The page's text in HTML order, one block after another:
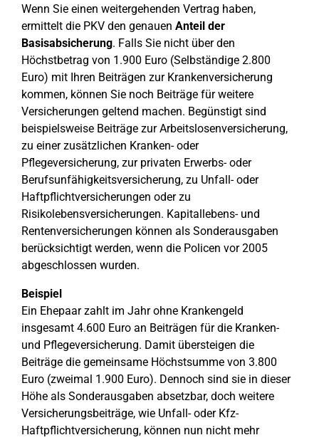
Wenn Sie einen weitergehenden Vertrag haben,
ermittelt die PKV den genauen Anteil der
Basisabsicherung. Falls Sie nicht über den
Höchstbetrag von 1.900 Euro (Selbständige 2.800
Euro) mit Ihren Beiträgen zur Krankenversicherung
kommen, können Sie noch Beiträge für weitere
Versicherungen geltend machen. Begünstigt sind
beispielsweise Beiträge zur Arbeitslosenversicherung,
zu einer zusätzlichen Kranken- oder
Pflegeversicherung, zur privaten Erwerbs- oder
Berufsunfähigkeitsversicherung, zu Unfall- oder
Haftpflichtversicherungen oder zu
Risikolebensversicherungen. Kapitallebens- und
Rentenversicherungen können als Sonderausgaben
berücksichtigt werden, wenn die Policen vor 2005
abgeschlossen wurden.
Beispiel
Ein Ehepaar zahlt im Jahr ohne Krankengeld
insgesamt 4.600 Euro an Beiträgen für die Kranken-
und Pflegeversicherung. Damit übersteigen die
Beiträge die gemeinsame Höchstsumme von 3.800
Euro (zweimal 1.900 Euro). Dennoch sind sie in dieser
Höhe als Sonderausgaben absetzbar, doch weitere
Versicherungsbeiträge, wie Unfall- oder Kfz-
Haftpflichtversicherung, können nun nicht mehr